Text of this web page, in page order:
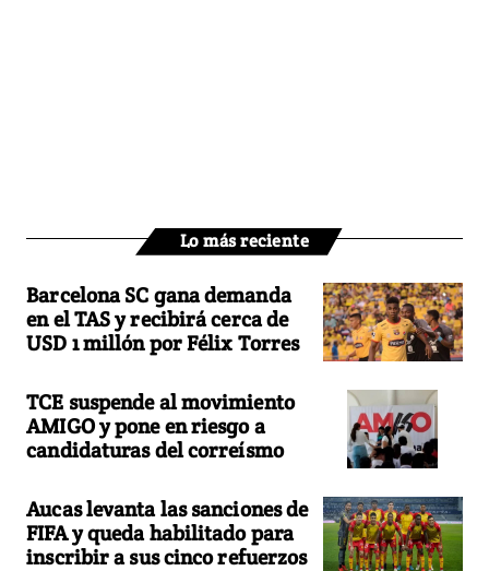
Lo más reciente
Barcelona SC gana demanda
en el TAS y recibirá cerca de
USD 1 millón por Félix Torres
TCE suspende al movimiento
AMIGO y pone en riesgo a
candidaturas del correísmo
Aucas levanta las sanciones de
FIFA y queda habilitado para
inscribir a sus cinco refuerzos